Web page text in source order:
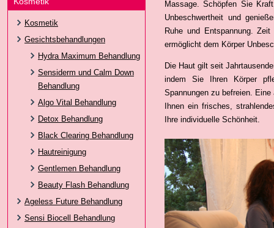
Kosmetik
Gesichtsbehandlungen
Hydra Maximum Behandlung
Sensiderm und Calm Down
Behandlung
Algo Vital Behandlung
Detox Behandlung
Black Clearing Behandlung
Hautreinigung
Gentlemen Behandlung
Beauty Flash Behandlung
Ageless Future Behandlung
Sensi Biocell Behandlung
Massage. Schöpfen Sie
Unbeschwertheit und
Ruhe und Entspannung.
ermöglicht dem Körper
Die Haut gilt seit
indem Sie Ihren Körper
Spannungen zu befreien.
Ihnen ein frisches,
Ihre individuelle Schönheit.